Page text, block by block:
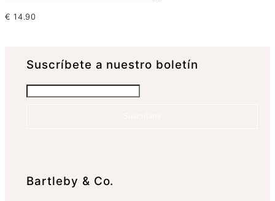
€ 14.90
Suscrí­bete a nuestro boletín
Bartleby & Co.